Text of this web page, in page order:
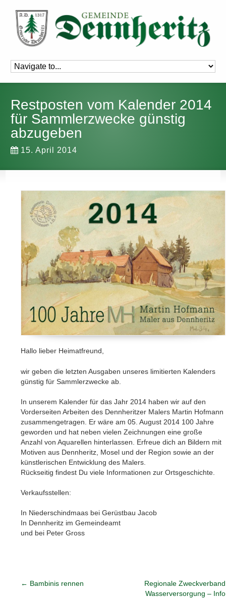
Restposten vom Kalender 2014
für Sammlerzwecke günstig
abzugeben
15. April 2014
Hallo lieber Heimatfreund,
wir geben die letzten Ausgaben unseres limitierten Kalenders
günstig für Sammlerzwecke ab.
In unserem Kalender für das Jahr 2014 haben wir auf den
Vorderseiten Arbeiten des Dennheritzer Malers Martin Hofmann
zusammengetragen. Er wäre am 05. August 2014 100 Jahre
geworden und hat neben vielen Zeichnungen eine große
Anzahl von Aquarellen hinterlassen. Erfreue dich an Bildern mit
Motiven aus Dennheritz, Mosel und der Region sowie an der
künstlerischen Entwicklung des Malers.
Rückseitig findest Du viele Informationen zur Ortsgeschichte.
Verkaufsstellen:
In Niederschindmaas bei Gerüstbau Jacob
In Dennheritz im Gemeindeamt
und bei Peter Gross
← Bambinis rennen
Regionale Zweckverband
Wasserversorgung – Info